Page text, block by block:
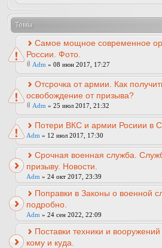
Темы
Самое мощное современное
России. Фото.
Adm » 08 июн 2017, 17:27
Отсрочка от армии. Как
освобождение от призыва?
Adm » 25 июл 2017, 21:32
Потери ВКС и армии Росиии в
Adm » 12 июл 2017, 17:30
Срочная военная служба.
призыву. Новости.
Adm » 24 окт 2017, 23:39
Поправки в Законы о военной
подробно.
Adm » 24 сен 2022, 22:09
Поставки техники и
кому и куда.